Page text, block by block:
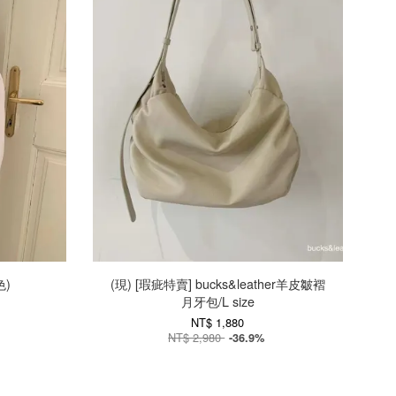
)
(現) [瑕疵特賣] bucks&leather羊皮皺褶
月牙包/L size
NT$ 1,880
NT$ 2,980 -36.9%